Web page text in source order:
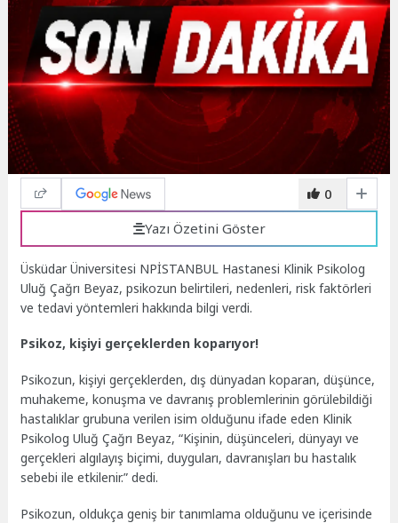
0
Yazı Özetini Göster
Üsküdar Üniversitesi NPİSTANBUL Hastanesi Klinik Psikolog
Uluğ Çağrı Beyaz, psikozun belirtileri, nedenleri, risk faktörleri
ve tedavi yöntemleri hakkında bilgi verdi.
Psikoz, kişiyi gerçeklerden koparıyor!
Psikozun, kişiyi gerçeklerden, dış dünyadan koparan, düşünce,
muhakeme, konuşma ve davranış problemlerinin görülebildiği
hastalıklar grubuna verilen isim olduğunu ifade eden Klinik
Psikolog Uluğ Çağrı Beyaz, “Kişinin, düşünceleri, dünyayı ve
gerçekleri algılayış biçimi, duyguları, davranışları bu hastalık
sebebi ile etkilenir.” dedi.
Psikozun, oldukça geniş bir tanımlama olduğunu ve içerisinde